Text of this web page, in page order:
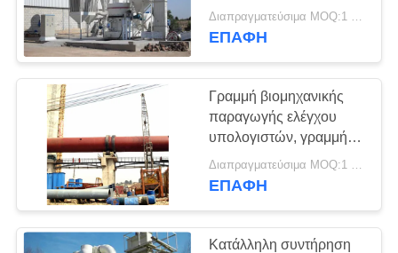
VR
ΠΑΡΟΥΣΙΆΣΤΕ
ΠΕΡΊΠΟΥ
ΕΜΕΊΣ
ΓΎΡΟΣ
ΕΡΓΟΣΤΑΣΊΩΝ
επεξεργασίας υψηλή
ζωή υπηρεσιών
Διαπραγματεύσιμα MOQ:1 ομάδα
ΕΠΑΦΉ
Γραμμή βιομηχανικής
παραγωγής ελέγχου
υπολογιστών, γραμμή
παραγωγής ανθρακικού
άλατος ασβεστίου
Διαπραγματεύσιμα MOQ:1 ομάδα
ΕΠΑΦΉ
Κατάλληλη συντήρηση